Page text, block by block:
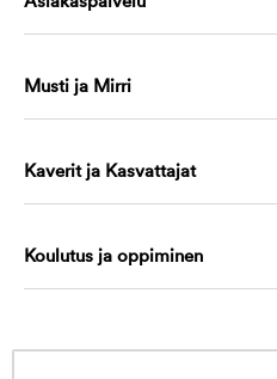
Musti ja Mirri
Kaverit ja Kasvattajat
Koulutus ja oppiminen